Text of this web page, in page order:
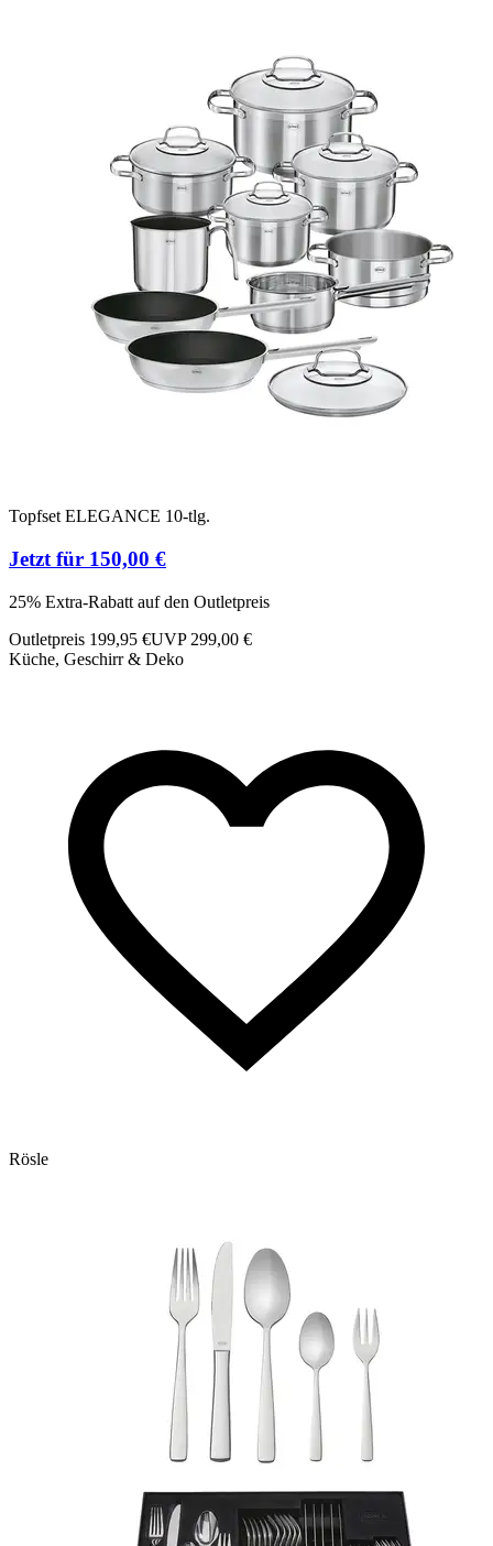
Topfset ELEGANCE 10-tlg.
Jetzt für 150,00 €
25% Extra-Rabatt auf den Outletpreis
Outletpreis 199,95 €UVP 299,00 €
Küche, Geschirr & Deko
Rösle